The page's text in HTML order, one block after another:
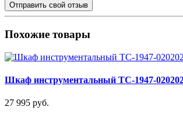
Отправить свой отзыв
Похожие товары
Шкаф инструментальный TC-1947-
27 995 руб.